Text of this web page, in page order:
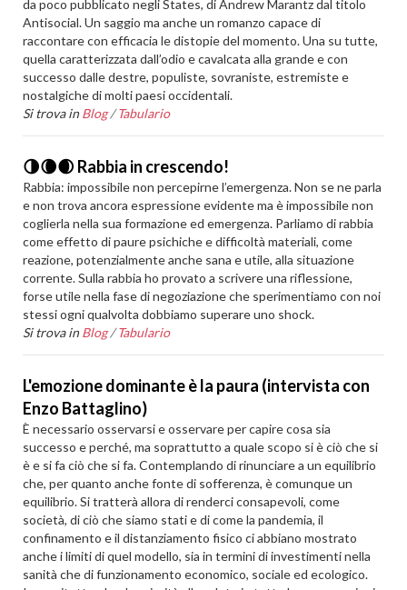
da poco pubblicato negli States, di Andrew Marantz dal titolo
Antisocial. Un saggio ma anche un romanzo capace di
raccontare con efficacia le distopie del momento. Una su tutte,
quella caratterizzata dall’odio e cavalcata alla grande e con
successo dalle destre, populiste, sovraniste, estremiste e
nostalgiche di molti paesi occidentali.
Si trova in Blog /Tabulario
🌗🌘🌒 Rabbia in crescendo!
Rabbia: impossibile non percepirne l’emergenza. Non se ne parla
e non trova ancora espressione evidente ma è impossibile non
coglierla nella sua formazione ed emergenza. Parliamo di rabbia
come effetto di paure psichiche e difficoltà materiali, come
reazione, potenzialmente anche sana e utile, alla situazione
corrente. Sulla rabbia ho provato a scrivere una riflessione,
forse utile nella fase di negoziazione che sperimentiamo con noi
stessi ogni qualvolta dobbiamo superare uno shock.
Si trova in Blog /Tabulario
L'emozione dominante è la paura (intervista con
Enzo Battaglino)
È necessario osservarsi e osservare per capire cosa sia
successo e perché, ma soprattutto a quale scopo si è ciò che si
è e si fa ciò che si fa. Contemplando di rinunciare a un equilibrio
che, per quanto anche fonte di sofferenza, è comunque un
equilibrio. Si tratterà allora di renderci consapevoli, come
società, di ciò che siamo stati e di come la pandemia, il
confinamento e il distanziamento fisico ci abbiano mostrato
anche i limiti di quel modello, sia in termini di investimenti nella
sanità che di funzionamento economico, sociale ed ecologico.